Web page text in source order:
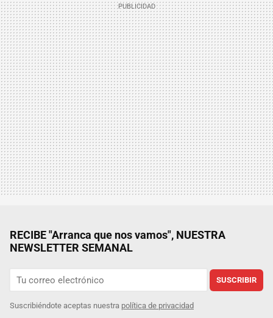
RECIBE "Arranca que nos vamos", NUESTRA
NEWSLETTER SEMANAL
SUSCRIBIR
Suscribiéndote aceptas nuestra política de privacidad